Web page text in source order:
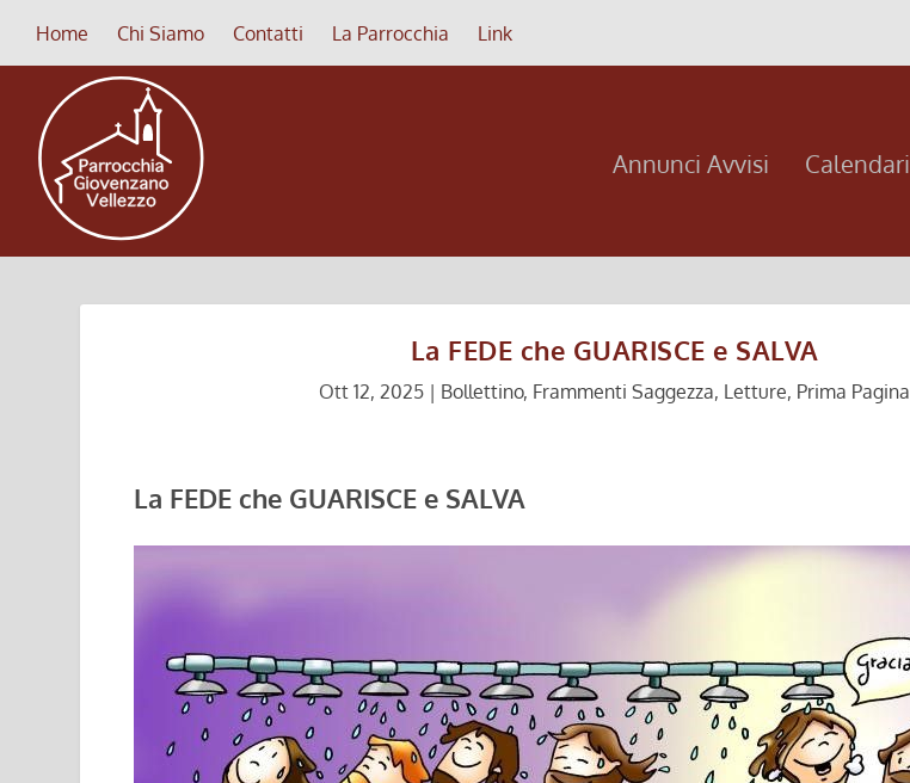
Home Chi Siamo Contatti La Parrocchia Link
Annunci Avvisi Calendari
La FEDE che GUARISCE e SALVA
Ott 12, 2025 | Bollettino, Frammenti Saggezza, Letture, Prima Pagina
La FEDE che GUARISCE e SALVA